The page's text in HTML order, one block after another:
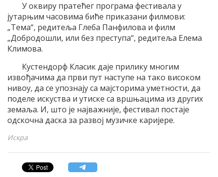
У оквиру пратећег програма фестивала у
јутарњим часовима биће приказани филмови:
„Тема“, редитеља Глеба Панфилова и филм
„Добродошли, или без преступа“, редитеља Елема
Климова.
Кустендорф Класик даје прилику многим
извођачима да први пут наступе на тако високом
нивоу, да се упознају са мајсторима уметности, да
поделе искуства и утиске са вршњацима из других
земаља. И, што је најважније, фестивал постаје
одскочна даска за развој музичке каријере.
Искра